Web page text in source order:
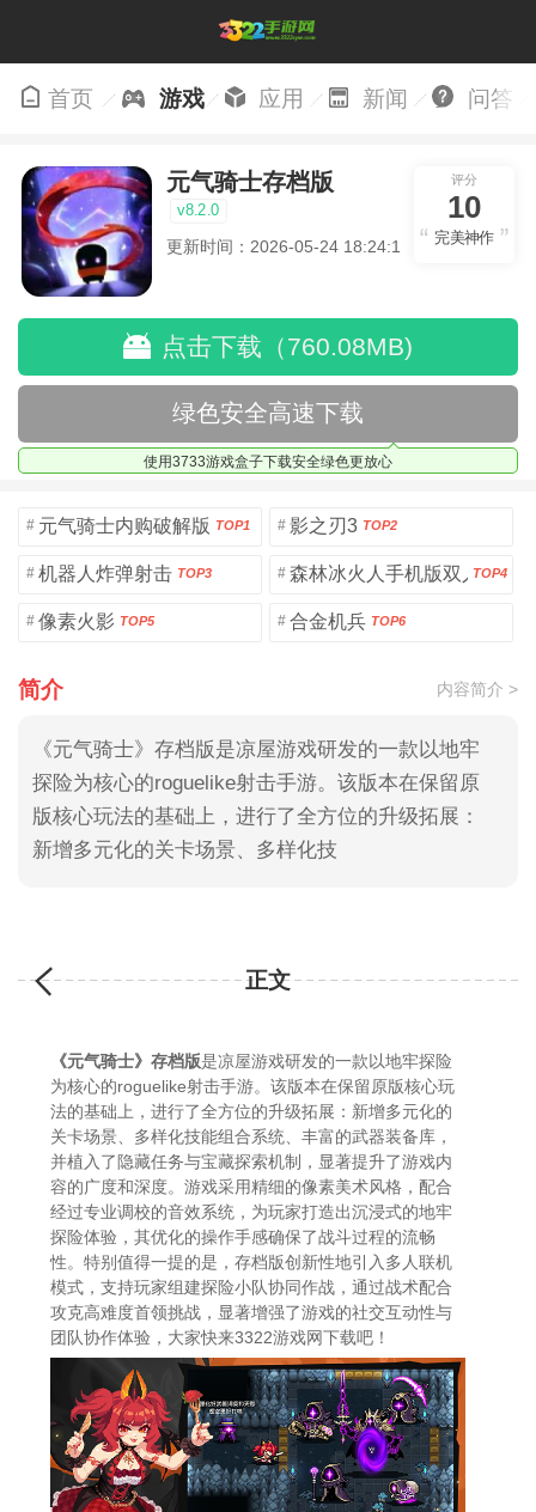
首页 游戏 应用 新闻 问答
元气骑士存档版
v8.2.0
更新时间：2026-05-24 18:24:19
评分
10
完美神作
点击下载（760.08MB)
绿色安全高速下载
使用3733游戏盒子下载安全绿色更放心
# 元气骑士内购破解版 TOP1 # 影之刃3 TOP2
# 机器人炸弹射击 TOP3 # 森林冰火人手机版双人版
TOP4
# 像素火影 TOP5 # 合金机兵 TOP6
简介 内容简介 >
《元气骑士》存档版是凉屋游戏研发的一款以地牢
探险为核心的roguelike射击手游。该版本在保留原
版核心玩法的基础上，进行了全方位的升级拓展：
新增多元化的关卡场景、多样化技
正文
《元气骑士》存档版是凉屋游戏研发的一款以地牢探险
为核心的roguelike射击手游。该版本在保留原版核心玩
法的基础上，进行了全方位的升级拓展：新增多元化的
关卡场景、多样化技能组合系统、丰富的武器装备库，
并植入了隐藏任务与宝藏探索机制，显著提升了游戏内
容的广度和深度。游戏采用精细的像素美术风格，配合
经过专业调校的音效系统，为玩家打造出沉浸式的地牢
探险体验，其优化的操作手感确保了战斗过程的流畅
性。特别值得一提的是，存档版创新性地引入多人联机
模式，支持玩家组建探险小队协同作战，通过战术配合
攻克高难度首领挑战，显著增强了游戏的社交互动性与
团队协作体验，大家快来3322游戏网下载吧！